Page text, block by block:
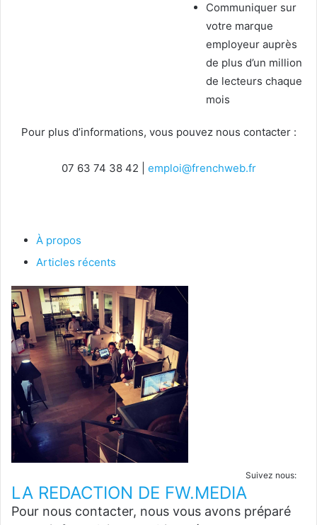
Communiquer sur
votre marque
employeur auprès
de plus d’un million
de lecteurs chaque
mois
Pour plus d’informations, vous pouvez nous contacter :
07 63 74 38 42 | emploi@frenchweb.fr
À propos
Articles récents
Suivez nous:
LA REDACTION DE FW.MEDIA
Pour nous contacter, nous vous avons préparé